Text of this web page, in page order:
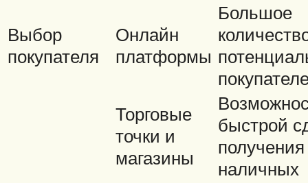
Выбор
покупателя
Онлайн
платформы
Большое
Торговые
точки и
магазины
быстрой
получения
наличных